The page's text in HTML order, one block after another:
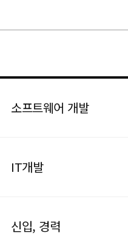
소프트웨어 개발
IT개발
신입, 경력